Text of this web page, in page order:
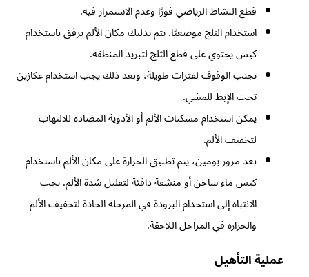
قطع النشاط الرياضي فورًا وعدم الاستمرار فيه.
استخدام الثلج موضعيًا. يتم تدليك مكان الألم برفق باستخدام
كيس يحتوي على قطع الثلج لتبريد المنطقة.
تجنب الوقوف لفترات طويلة، وبعد ذلك يجب استخدام عكازين
تحت الإبط للمشي.
يمكن استخدام مسكنات الألم أو الأدوية المضادة للالتهاب
لتخفيف الألم.
بعد مرور يومين، يتم تطبيق الحرارة على مكان الألم باستخدام
كيس ماء ساخن أو منشفة دافئة لتقليل شدة الألم. يجب
الانتباه إلى استخدام البرودة في المرحلة الحادة لتخفيف الألم
والحرارة في المراحل اللاحقة.
عملية التأهيل